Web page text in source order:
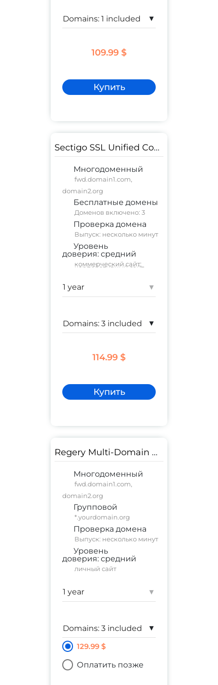
▾
109.99 $
Купить
Sectigo SSL Unified Communications Certificate DV
Многодоменный
fwd.domain1.com,
domain2.org
Бесплатные домены
Доменов включено: 3
Проверка домена
Выпуск: несколько минут
Уровень
доверия: средний
коммерческий сайт;
корпоративный сайт
▾
▾
114.99 $
Купить
Regery Multi-Domain Wildcard SSL
Многодоменный
fwd.domain1.com,
domain2.org
Групповой
*.yourdomain.org
Проверка домена
Выпуск: несколько минут
Уровень
доверия: средний
личный сайт
▾
▾
129.99 $
Оплатить позже